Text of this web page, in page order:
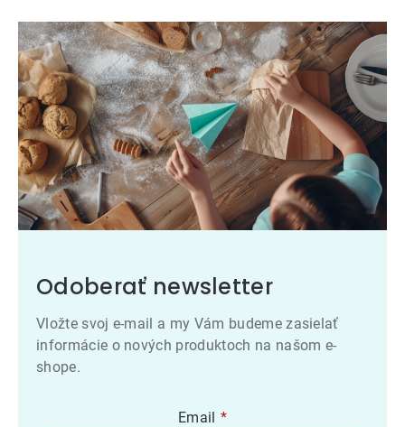
Odoberať newsletter
Vložte svoj e-mail a my Vám budeme zasielať
informácie o nových produktoch na našom e-
shope.
Email